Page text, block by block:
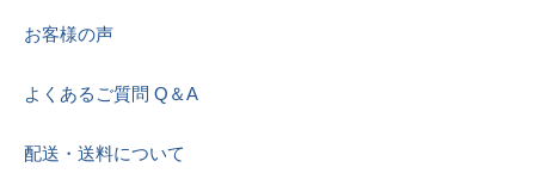
お客様の声
よくあるご質問 Q＆A
配送・送料について